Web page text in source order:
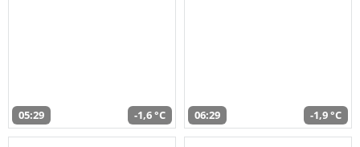
05:29 -1,6 °C 06:29 -1,9 °C